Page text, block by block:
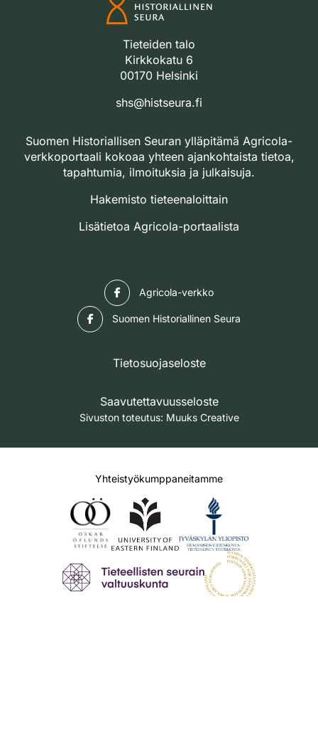
Tieteiden talo
Kirkkokatu 6
00170 Helsinki
shs@histseura.fi
Suomen Historiallisen Seuran ylläpitämä Agricola-
verkkoportaali kokoaa yhteen ajankohtaista tietoa,
tapahtumia, ilmoituksia ja julkaisuja.
Hakemisto tieteenaloittain
Lisätietoa Agricola-portaalista
Agricola-verkko
Suomen Historiallinen Seura
Tietosuojaseloste
Saavutettavuusseloste
Sivuston toteutus: Muuks Creative
Yhteistyökumppaneitamme